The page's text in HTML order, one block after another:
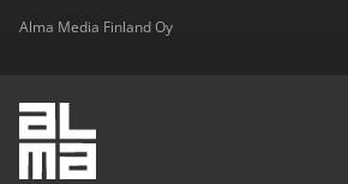
Alma Media Finland Oy